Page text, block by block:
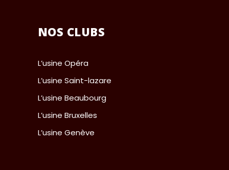
NOS CLUBS
L’usine Opéra
L’usine Saint-lazare
L’usine Beaubourg
L’usine Bruxelles
L’usine Genève